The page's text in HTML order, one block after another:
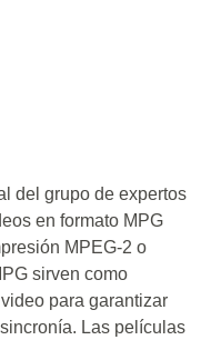
del grupo de expertos
en formato MPG
MPEG-2 o
sirven como
para garantizar
Las películas